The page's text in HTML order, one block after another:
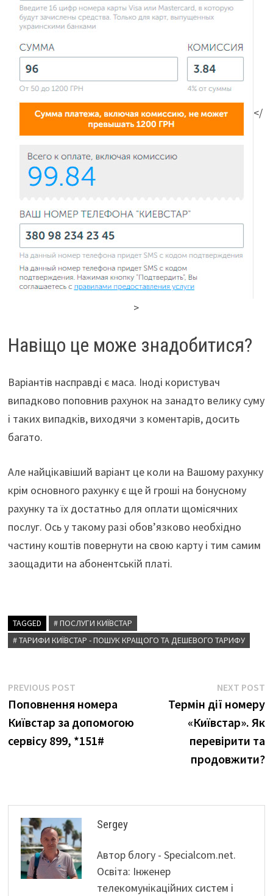
</
>
Навіщо це може знадобитися?
Варіантів насправді є маса. Іноді користувач
випадково поповнив рахунок на занадто велику суму
і таких випадків, виходячи з коментарів, досить
багато.
Але найцікавіший варіант це коли на Вашому рахунку
крім основного рахунку є ще й гроші на бонусному
рахунку та їх достатньо для оплати щомісячних
послуг. Ось у такому разі обов’язково необхідно
частину коштів повернути на свою карту і тим самим
заощадити на абонентській платі.
TAGGED
# ПОСЛУГИ КИЇВСТАР
# ТАРИФИ КИЇВСТАР - ПОШУК КРАЩОГО ТА ДЕШЕВОГО ТАРИФУ
Навігація
записів
PREVIOUS POSTPrevious
post:
Поповнення номера
Київстар за допомогою
сервісу 899, *151#
NEXT POST
Термін дії номеру
«Київстар». Як
перевірити та
продовжити?
Sergey
Автор блогу - Specialcom.net.
Освіта: Інженер
телекомунікаційних систем і